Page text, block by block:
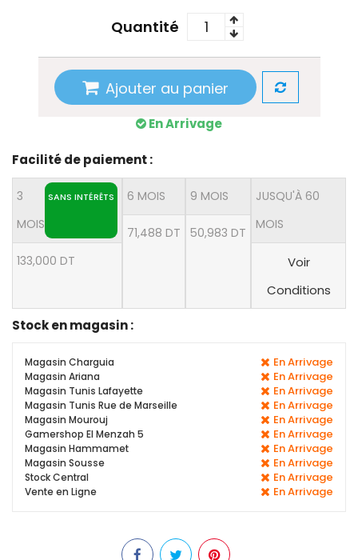
Quantité
Ajouter au panier
En Arrivage
Facilité de paiement :
3
MOIS
SANS INTÉRÊTS
133,000 DT
6 MOIS
71,488 DT
9 MOIS
50,983 DT
JUSQU'À 60
MOIS
Voir
Conditions
Stock en magasin :
Magasin Charguia En Arrivage
Magasin Ariana En Arrivage
Magasin Tunis Lafayette En Arrivage
Magasin Tunis Rue de Marseille En Arrivage
Magasin Mourouj En Arrivage
Gamershop El Menzah 5 En Arrivage
Magasin Hammamet En Arrivage
Magasin Sousse En Arrivage
Stock Central En Arrivage
Vente en Ligne En Arrivage